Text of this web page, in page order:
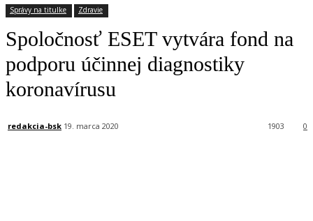
Správy na titulke Zdravie
Spoločnosť ESET vytvára fond na
podporu účinnej diagnostiky
koronavírusu
redakcia-bsk 19. marca 2020 0
1903